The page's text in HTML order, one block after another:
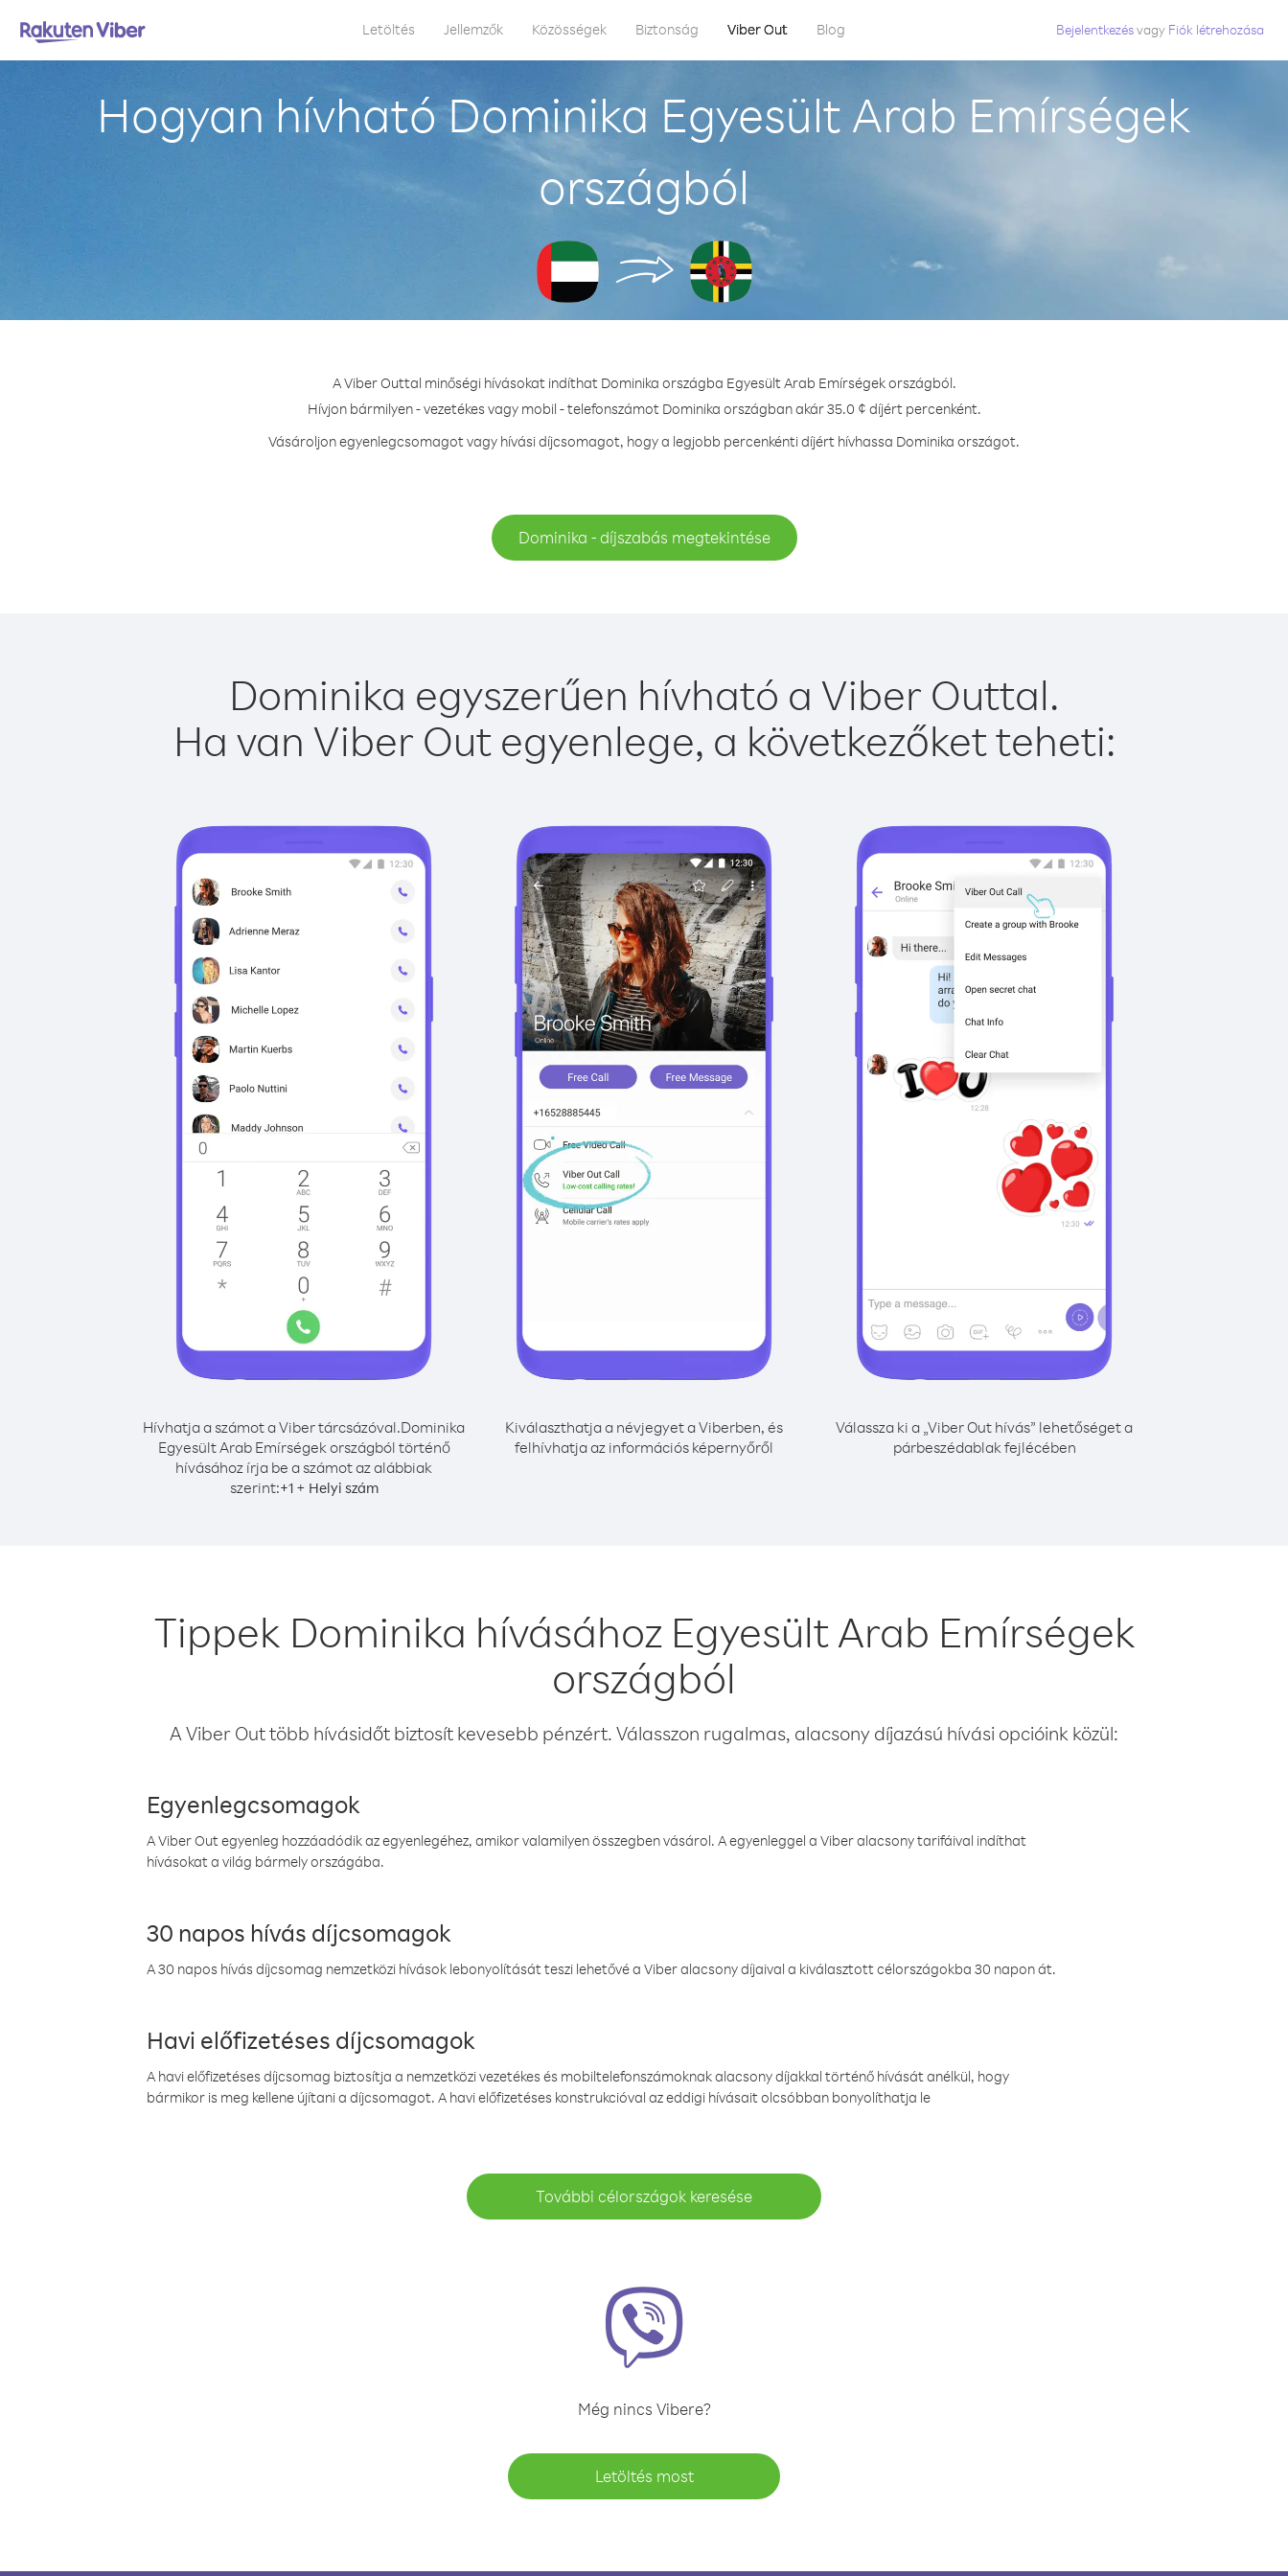
Letöltés Jellemzők Közösségek Biztonság Viber Out Blog Bejelentkezésvagy Fiók létrehozása
Hogyan hívható Dominika Egyesült Arab Emírségek
országból
A Viber Outtal minőségi hívásokat indíthat Dominika országba Egyesült Arab Emírségek országból.
Hívjon bármilyen - vezetékes vagy mobil - telefonszámot Dominika országban akár 35.0 ¢ díjért percenként.
Vásároljon egyenlegcsomagot vagy hívási díjcsomagot, hogy a legjobb percenkénti díjért hívhassa Dominika országot.
Dominika - díjszabás megtekintése
Dominika egyszerűen hívható a Viber Outtal.
Ha van Viber Out egyenlege, a következőket teheti:
Hívhatja a számot a Viber tárcsázóval.Dominika
Egyesült Arab Emírségek országból történő
hívásához írja be a számot az alábbiak
szerint:+1+ Helyi szám
Kiválaszthatja a névjegyet a Viberben, és
felhívhatja az információs képernyőről
Válassza ki a „Viber Out hívás” lehetőséget a
párbeszédablak fejlécében
Tippek Dominika hívásához Egyesült Arab Emírségek
országból
A Viber Out több hívásidőt biztosít kevesebb pénzért. Válasszon rugalmas, alacsony díjazású hívási opcióink közül:
Egyenlegcsomagok
A Viber Out egyenleg hozzáadódik az egyenlegéhez, amikor valamilyen összegben vásárol. A egyenleggel a Viber alacsony tarifáival indíthat
hívásokat a világ bármely országába.
30 napos hívás díjcsomagok
A 30 napos hívás díjcsomag nemzetközi hívások lebonyolítását teszi lehetővé a Viber alacsony díjaival a kiválasztott célországokba 30 napon át.
Havi előfizetéses díjcsomagok
A havi előfizetéses díjcsomag biztosítja a nemzetközi vezetékes és mobiltelefonszámoknak alacsony díjakkal történő hívását anélkül, hogy
bármikor is meg kellene újítani a díjcsomagot. A havi előfizetéses konstrukcióval az eddigi hívásait olcsóbban bonyolíthatja le
További célországok keresése
Még nincs Vibere?
Letöltés most